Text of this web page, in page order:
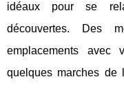
idéaux pour se
découvertes. Des
emplacements
quelques marches de